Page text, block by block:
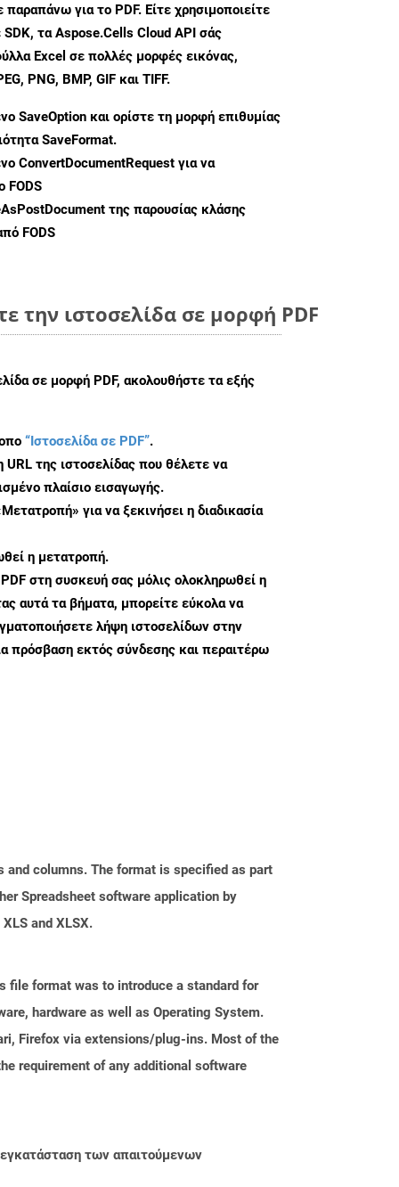
για το PDF. Είτε χρησιμοποιείτε
SDK, τα Aspose.Cells Cloud API σάς
Excel σε πολλές μορφές εικόνας,
PNG, BMP, GIF και TIFF.
SaveOption και ορίστε τη μορφή επιθυμίας
SaveFormat.
ConvertDocumentRequest για να
FODS
της παρουσίας κλάσης
FODS
την ιστοσελίδα σε μορφή PDF
σε μορφή PDF, ακολουθήστε τα εξής
“Ιστοσελίδα σε PDF”.
URL της ιστοσελίδας που θέλετε να
πλαίσιο εισαγωγής.
για να ξεκινήσει η διαδικασία
η μετατροπή.
στη συσκευή σας μόλις ολοκληρωθεί η
αυτά τα βήματα, μπορείτε εύκολα να
λήψη ιστοσελίδων στην
πρόσβαση εκτός σύνδεσης και περαιτέρω
and columns. The format is specified as part
Spreadsheet software application by
and XLSX.
file format was to introduce a standard for
hardware as well as Operating System.
Firefox via extensions/plug-ins. Most of the
requirement of any additional software
των απαιτούμενων